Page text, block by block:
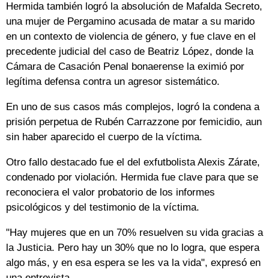
Hermida también logró la absolución de Mafalda Secreto,
una mujer de Pergamino acusada de matar a su marido
en un contexto de violencia de género, y fue clave en el
precedente judicial del caso de Beatriz López, donde la
Cámara de Casación Penal bonaerense la eximió por
legítima defensa contra un agresor sistemático.
En uno de sus casos más complejos, logró la condena a
prisión perpetua de Rubén Carrazzone por femicidio, aun
sin haber aparecido el cuerpo de la víctima.
Otro fallo destacado fue el del exfutbolista Alexis Zárate,
condenado por violación. Hermida fue clave para que se
reconociera el valor probatorio de los informes
psicológicos y del testimonio de la víctima.
"Hay mujeres que en un 70% resuelven su vida gracias a
la Justicia. Pero hay un 30% que no lo logra, que espera
algo más, y en esa espera se les va la vida", expresó en